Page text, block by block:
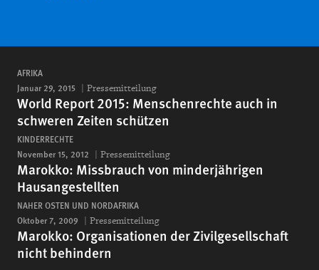
AFRIKA
Januar 29, 2015
Pressemitteilung
World Report 2015: Menschenrechte auch in
schweren Zeiten schützen
KINDERRECHTE
November 15, 2012
Pressemitteilung
Marokko: Missbrauch von minderjährigen
Hausangestellten
NAHER OSTEN UND NORDAFRIKA
Oktober 7, 2009
Pressemitteilung
Marokko: Organisationen der Zivilgesellschaft
nicht behindern